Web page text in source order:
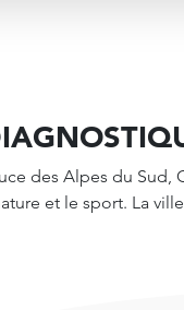
des Alpes du
et le sport. La